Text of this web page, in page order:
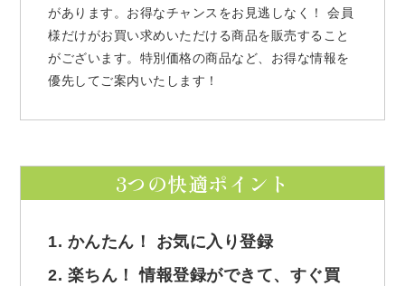
があります。お得なチャンスをお見逃しなく！ 会員
様だけがお買い求めいただける商品を販売すること
がございます。特別価格の商品など、お得な情報を
優先してご案内いたします！
3つの快適ポイント
1. かんたん！ お気に入り登録
2. 楽ちん！ 情報登録ができて、すぐ買